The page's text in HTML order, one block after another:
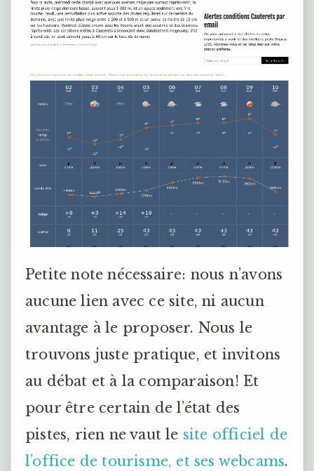
Petite note nécessaire: nous n’avons
aucune lien avec ce site, ni aucun
avantage à le proposer. Nous le
trouvons juste pratique, et invitons
au débat et à la comparaison! Et
pour être certain de l’état des
pistes, rien ne vaut le site officiel de
l’office de tourisme, et ses webcams.